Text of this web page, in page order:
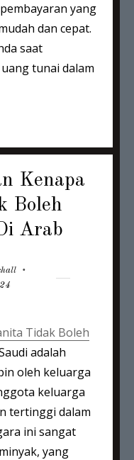
yang
dan cepat.
saat
tunai dalam
Kenapa
Boleh
Arab
Tidak Boleh
adalah
oleh keluarga
keluarga
tertinggi dalam
ini sangat
yang